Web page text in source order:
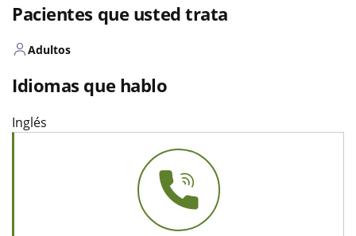
Pacientes que usted trata
Adultos
Idiomas que hablo
Inglés